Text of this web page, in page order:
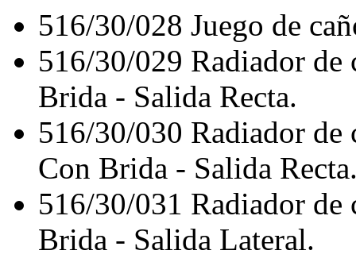
516/30/028 Juego de
516/30/029 Radiador de
Brida - Salida Recta.
516/30/030 Radiador de
Con Brida - Salida
516/30/031 Radiador de
Brida - Salida Lateral.